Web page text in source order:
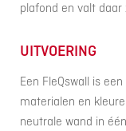
plafond en valt daar
UITVOERING
Een FleQswall is
materialen en
neutrale wand in